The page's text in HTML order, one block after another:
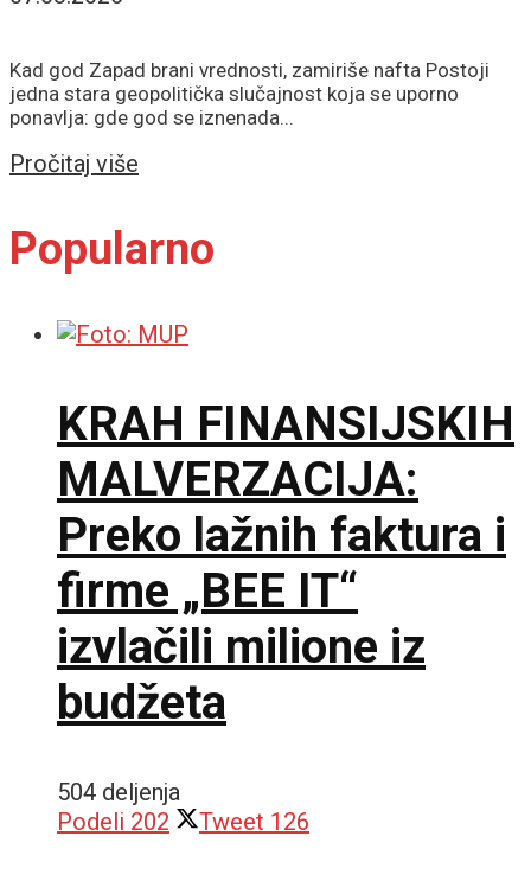
Kad god Zapad brani vrednosti, zamiriše nafta Postoji
jedna stara geopolitička slučajnost koja se uporno
ponavlja: gde god se iznenada...
Pročitaj više
Popularno
KRAH FINANSIJSKIH
MALVERZACIJA:
Preko lažnih faktura i
firme „BEE IT“
izvlačili milione iz
budžeta
504 deljenja
Podeli 202 Tweet 126